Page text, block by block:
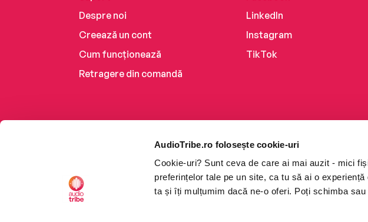
AudioTribe.ro folosește cookie-uri
Cookie-uri? Sunt ceva de care ai mai auzit - mici
preferințelor tale pe un site, ca tu să ai o
ta și îți mulțumim dacă ne-o oferi. Poți schimba
Despre noi
Creează un cont
Cum funcționează
Retragere din comandă
LinkedIn
Instagram
TikTok